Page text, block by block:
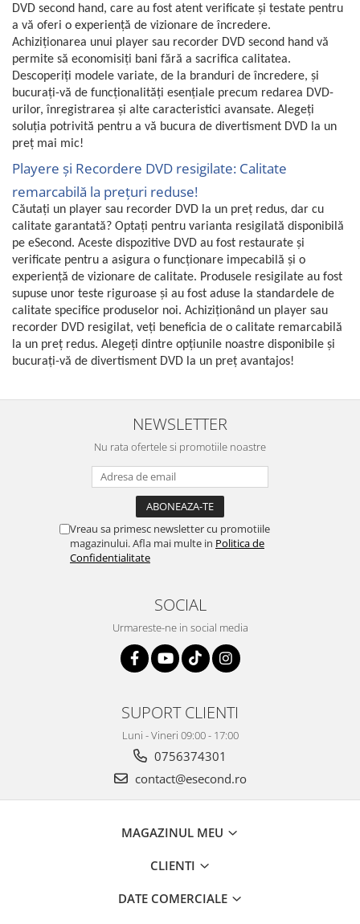
Electrocasnice & Climatizare
Accesorii si piese masini spalat
rufe si uscatoare
Accesorii si piese masini spalat
vase
Aparate Frigorifice
Aparate Racire Aer
Aragaze si cuptoare cu microunde
Climatizare & sisteme de incalzire
Electrocasnice pentru Bucatarie
Fiare de calcat si masini de cusut
Ingrijire Locuinta
Purificatoare de aer
Fashion
Bijuterii
Ceasuri barbatesti
Ceasuri dama
Cutii, curele si accesorii ceasuri
Imbracaminte femei
Imbracaminte si Incaltaminte copii
Incaltaminte barbati
Ochelari de soare
Ochelari de vedere
Ingrijire personala & Cosmetice
Accesorii aparate de ras electrice
Aparate & Accesorii ingrijire
Articole Sanatate si Wellness
Consumabile sanitare
DVD second hand, care au fost atent verificate și testate pentru
a vă oferi o experiență de vizionare de încredere.
Achiziționarea unui player sau recorder DVD second hand vă
permite să economisiți bani fără a sacrifica calitatea.
Descoperiți modele variate, de la branduri de încredere, și
bucurați-vă de funcționalități esențiale precum redarea DVD-
urilor, înregistrarea și alte caracteristici avansate. Alegeți
soluția potrivită pentru a vă bucura de divertisment DVD la un
preț mai mic!
Playere și Recordere DVD resigilate: Calitate
remarcabilă la prețuri reduse!
Căutați un player sau recorder DVD la un preț redus, dar cu
calitate garantată? Optați pentru varianta resigilată disponibilă
pe eSecond. Aceste dispozitive DVD au fost restaurate și
verificate pentru a asigura o funcționare impecabilă și o
experiență de vizionare de calitate. Produsele resigilate au fost
supuse unor teste riguroase și au fost aduse la standardele de
calitate specifice produselor noi. Achiziționând un player sau
recorder DVD resigilat, veți beneficia de o calitate remarcabilă
la un preț redus. Alegeți dintre opțiunile noastre disponibile și
bucurați-vă de divertisment DVD la un preț avantajos!
NEWSLETTER
Nu rata ofertele si promotiile noastre
Vreau sa primesc newsletter cu promotiile
magazinului. Afla mai multe in Politica de
Confidentialitate
SOCIAL
Urmareste-ne in social media
SUPORT CLIENTI
Luni - Vineri 09:00 - 17:00
0756374301
contact@esecond.ro
MAGAZINUL MEU
CLIENTI
DATE COMERCIALE